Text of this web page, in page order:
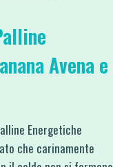
Avena e
Energetiche
che carinamente